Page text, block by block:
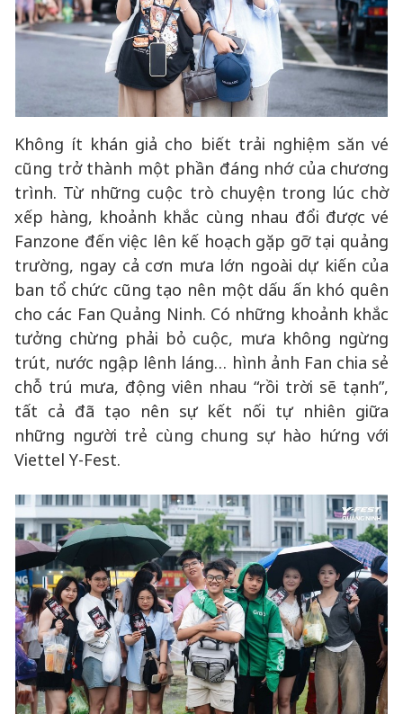
Không ít khán giả cho biết trải nghiệm săn vé
cũng trở thành một phần đáng nhớ của chương
trình. Từ những cuộc trò chuyện trong lúc chờ
xếp hàng, khoảnh khắc cùng nhau đổi được vé
Fanzone đến việc lên kế hoạch gặp gỡ tại quảng
trường, ngay cả cơn mưa lớn ngoài dự kiến của
ban tổ chức cũng tạo nên một dấu ấn khó quên
cho các Fan Quảng Ninh. Có những khoảnh khắc
tưởng chừng phải bỏ cuộc, mưa không ngừng
trút, nước ngập lênh láng… hình ảnh Fan chia sẻ
chỗ trú mưa, động viên nhau “rồi trời sẽ tạnh”,
tất cả đã tạo nên sự kết nối tự nhiên giữa
những người trẻ cùng chung sự hào hứng với
Viettel Y-Fest.